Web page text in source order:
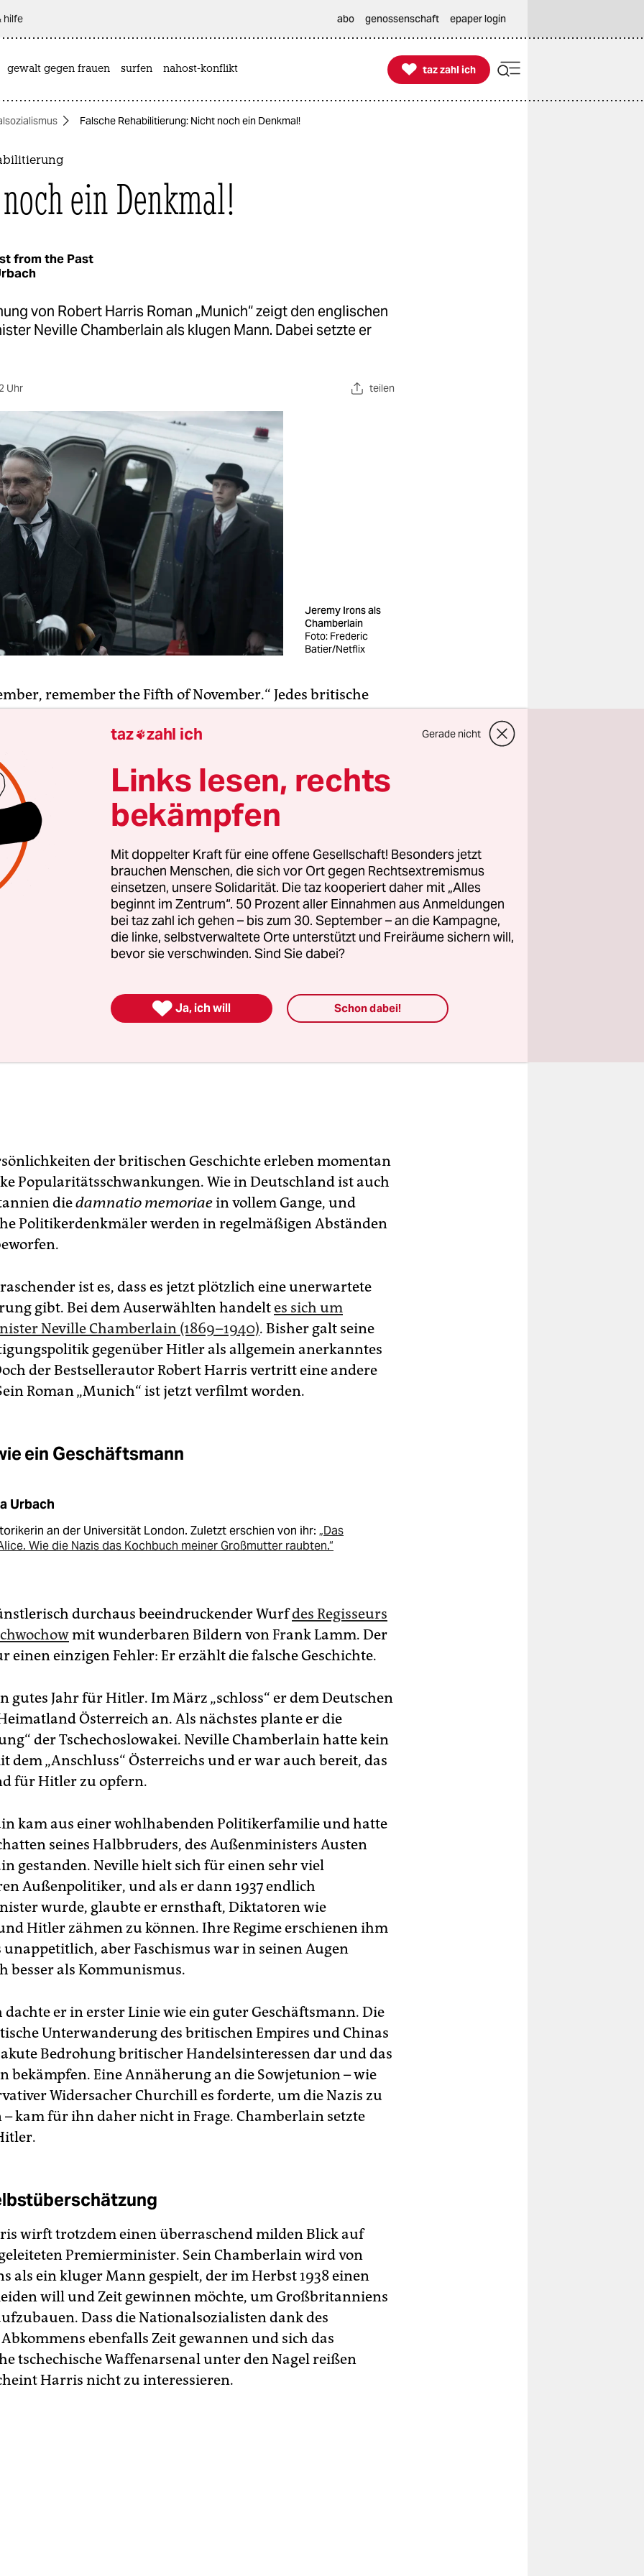
hilfe abo genossenschaft epaper login
gewalt gegen frauen surfen nahost-konflikt 
taz zahl ich
taz zahl ich
Falsche Rehabilitierung: Nicht noch ein Denkmal!
ein Denkmal!
from the Past
von Robert Harris Roman „Munich“ zeigt den englischen
Neville Chamberlain als klugen Mann. Dabei setzte er
Uhr teilen
Jeremy Irons als
Chamberlain
Foto: Frederic
Batier/Netflix
remember the Fifth of November.“ Jedes britische
Verschwörer Guy Fawkes bei dem Versuch
das House of Lords in die Luft zu jagen. Bis heute
die Briten deswegen routiniert am 5. November Fawkes-
großen Scheiterhaufen. Wer diese „Bonfire night“ nicht im
mit viel Alkohol erleben will, kann sich stattdessen Filme
ansehen. Sie sorgen dafür, dass er der Landesverräter
bleibt.
der britischen Geschichte erleben momentan
Popularitätsschwankungen. Wie in Deutschland ist auch
diedamnatio memoriaein vollem Gange, und
Politikerdenkmäler werden in regelmäßigen Abständen
ist es, dass es jetzt plötzlich eine unerwartete
gibt. Bei dem Auserwählten handeltes sich um
Neville Chamberlain (1869–1940). Bisher galt seine
gegenüber Hitler als allgemein anerkanntes
der Bestsellerautor Robert Harris vertritt eine andere
Roman „Munich“ ist jetzt verfilmt worden.
ein Geschäftsmann
Urbach
an der Universität London. Zuletzt erschien von ihr: „Das
Wie die Nazis das Kochbuch meiner Großmutter raubten.“
durchaus beeindruckender Wurfdes Regisseurs
mit wunderbaren Bildern von Frank Lamm. Der
einen einzigen Fehler: Er erzählt die falsche Geschichte.
gutes Jahr für Hitler. Im März „schloss“ er dem Deutschen
Österreich an. Als nächstes plante er die
der Tschechoslowakei. Neville Chamberlain hatte kein
dem „Anschluss“ Österreichs und er war auch bereit, das
für Hitler zu opfern.
kam aus einer wohlhabenden Politikerfamilie und hatte
seines Halbbruders, des Außenministers Austen
gestanden. Neville hielt sich für einen sehr viel
Außenpolitiker, und als er dann 1937 endlich
wurde, glaubte er ernsthaft, Diktatoren wie
Hitler zähmen zu können. Ihre Regime erschienen ihm
unappetitlich, aber Faschismus war in seinen Augen
besser als Kommunismus.
dachte er in erster Linie wie ein guter Geschäftsmann. Die
Unterwanderung des britischen Empires und Chinas
­Bedrohung britischer Handelsinteressen dar und das
bekämpfen. Eine Annäherung an die Sowjetunion – wie
Widersacher Churchill es forderte, um die Nazis zu
– kam für ihn daher nicht in Frage. Chamberlain setzte
wirft trotzdem einen überraschend milden Blick auf
Premierminister. Sein Chamberlain wird von
als ein kluger Mann gespielt, der im Herbst 1938 einen
will und Zeit gewinnen möchte, um Großbritanniens
Dass die Nationalsozialisten dank des
ebenfalls Zeit gewannen und sich das
tschechische Waffenarsenal unter den Nagel reißen
Harris nicht zu interessieren.
taz zahl ich Gerade nicht
Links lesen, rechts
bekämpfen
Mit doppelter Kraft für eine offene Gesellschaft! Besonders jetzt
brauchen Menschen, die sich vor Ort gegen Rechtsextremismus
einsetzen, unsere Solidarität. Die taz kooperiert daher mit „Alles
beginnt im Zentrum“. 50 Prozent aller Einnahmen aus Anmeldungen
bei taz zahl ich gehen – bis zum 30. September – an die Kampagne,
die linke, selbstverwaltete Orte unterstützt und Freiräume sichern will,
bevor sie verschwinden. Sind Sie dabei?
 Ja, ich will Schon dabei!